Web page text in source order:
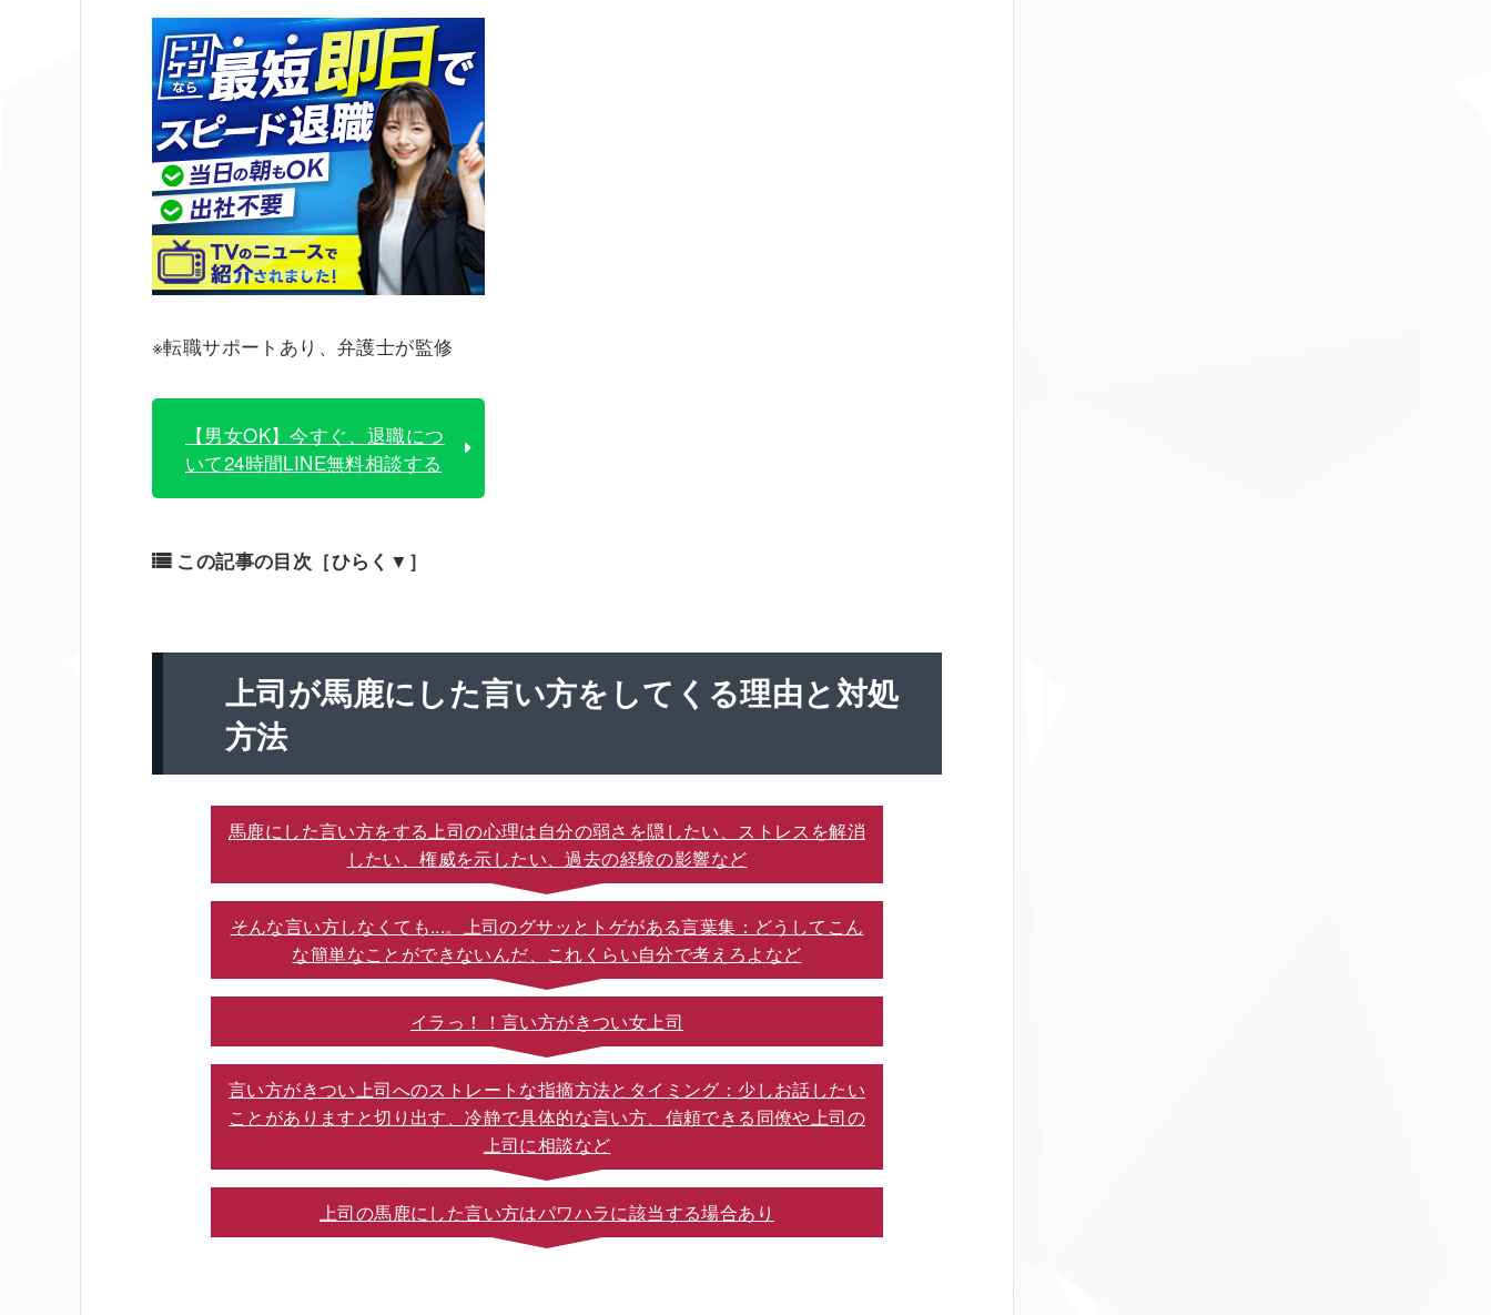
※転職サポートあり、弁護士が監修
【男女OK】今すぐ、退職につ
いて24時間LINE無料相談する
この記事の目次 ［ひらく▼］
上司が馬鹿にした言い方をしてくる理由と対処
方法
馬鹿にした言い方をする上司の心理は自分の弱さを隠したい、ストレスを解消
したい、権威を示したい、過去の経験の影響など
そんな言い方しなくても...。上司のグサッとトゲがある言葉集：どうしてこん
な簡単なことができないんだ、これくらい自分で考えろよなど
イラっ！！言い方がきつい女上司
言い方がきつい上司へのストレートな指摘方法とタイミング：少しお話したい
ことがありますと切り出す、冷静で具体的な言い方、信頼できる同僚や上司の
上司に相談など
上司の馬鹿にした言い方はパワハラに該当する場合あり